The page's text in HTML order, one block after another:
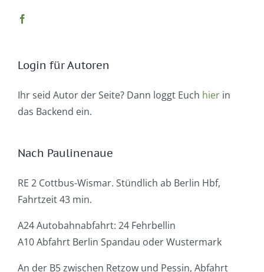
Login für Autoren
Ihr seid Autor der Seite? Dann loggt Euch hier in
das Backend ein.
Nach Paulinenaue
RE 2 Cottbus-Wismar. Stündlich ab Berlin Hbf,
Fahrtzeit 43 min.
A24 Autobahnabfahrt: 24 Fehrbellin
A10 Abfahrt Berlin Spandau oder Wustermark
An der B5 zwischen Retzow und Pessin, Abfahrt